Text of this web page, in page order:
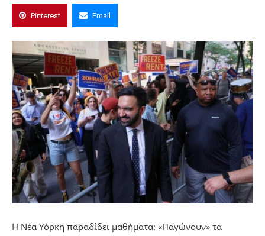
Pinterest Email
Η Νέα Υόρκη παραδίδει μαθήματα: «Παγώνουν» τα